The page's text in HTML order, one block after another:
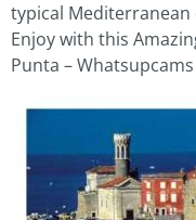
typical Mediterranean
Enjoy with this
Punta – Whatsupcams